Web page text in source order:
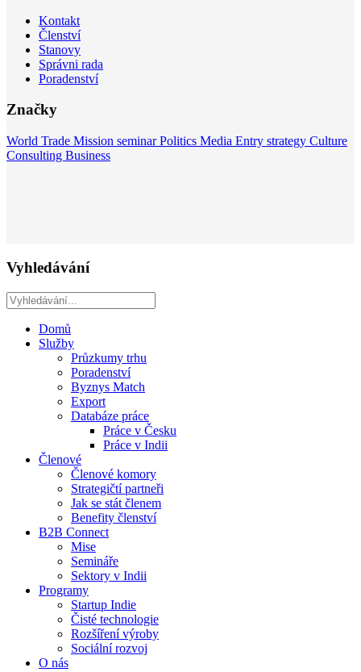
Kontakt
Členství
Stanovy
Správni rada
Poradenství
Značky
World Trade Mission seminarPolitics Media Entry strategy Culture
Consulting Business
Vyhledávání
Domů
Služby
Průzkumy trhu
Poradenství
Byznys Match
Export
Databáze práce
Práce v Česku
Práce v Indii
Členové
Členové komory
Strategičtí partneři
Jak se stát členem
Benefity členství
B2B Connect
Mise
Semináře
Sektory v Indii
Programy
Startup Indie
Čisté technologie
Rozšíření výroby
Sociální rozvoj
O nás